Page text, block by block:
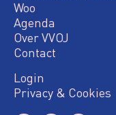
Woo
Agenda
Over VVOJ
Contact
Login
Privacy & Cookies